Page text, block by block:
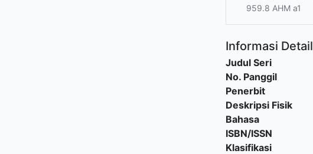
959.8 AHM a1
Informasi Detail
Judul Seri
No. Panggil
Penerbit
Deskripsi Fisik
Bahasa
ISBN/ISSN
Klasifikasi